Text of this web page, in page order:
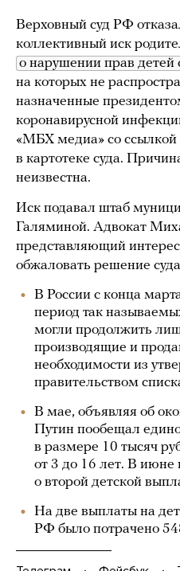
Верховный суд РФ
коллективный иск
о нарушении прав детей
на которых не
назначенные
коронавирусной
«МБХ медиа» со
в картотеке суда.
неизвестна.
Иск подавал штаб
Галяминой. Адвокат
представляющий
обжаловать решение
В России с конца
период так
могли продолжить
производящие и
необходимости из
правительством
В мае, объявляя об
Путин пообещал
в размере 10 тысяч
от 3 до 16 лет. В
о второй детской
На две выплаты на
РФ было потрачено